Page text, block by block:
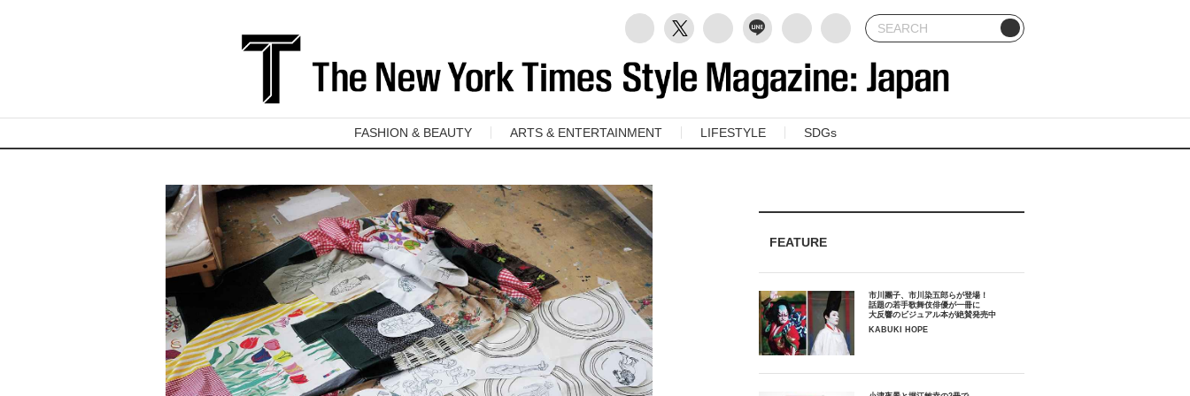
FASHION & BEAUTY ARTS & ENTERTAINMENT LIFESTYLE SDGs
FEATURE
市川團子、市川染五郎らが登場！
話題の若手歌舞伎俳優が一冊に
大反響のビジュアル本が絶賛発売中
KABUKI HOPE